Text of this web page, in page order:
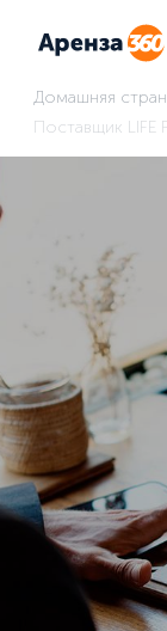
Домашняя
Поставщик LIFE